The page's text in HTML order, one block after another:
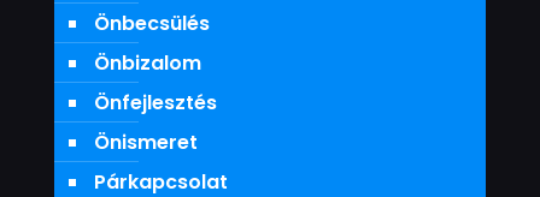
Önbecsülés
Önbizalom
Önfejlesztés
Önismeret
Párkapcsolat